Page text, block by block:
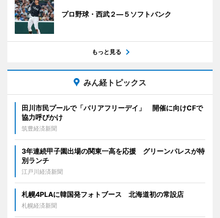
プロ野球・西武２―５ソフトバンク
もっと見る
みん経トピックス
田川市民プールで「バリアフリーデイ」 開催に向けCFで
協力呼びかけ
筑豊経済新聞
3年連続甲子園出場の関東一高を応援 グリーンパレスが特
別ランチ
江戸川経済新聞
札幌4PLAに韓国発フォトブース 北海道初の常設店
札幌経済新聞